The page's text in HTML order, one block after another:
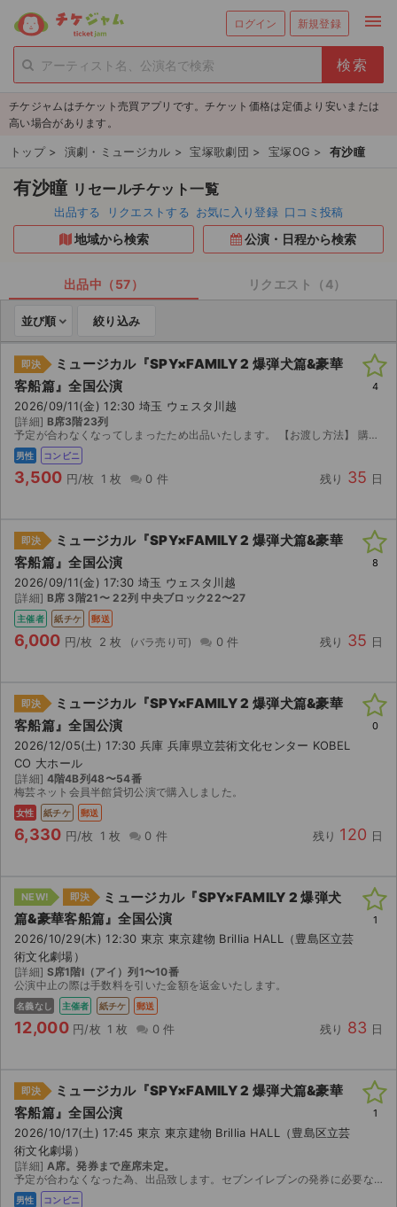
ログイン 新規登録 menu
person_add 新規会員登録
チケットを探す
新着チケット
値下げしたチケット
都道府県からチケットを探す
チケットのリクエスト一覧
取扱チケット
ライブ・コンサート（国内）
ライブ・コンサート（海外）
イベント
演劇・ミュージカル
ご利用ガイド
ご利用ガイド
AIに質問する
よくある質問
お知らせ
サイト情報
チケットジャム運営会社
チケットジャム利用規約
チケジャムはチケット売買アプリです。チケット価格は定価より安いまたは
高い場合があります。
トップ > 演劇・ミュージカル > 宝塚歌劇団 > 宝塚OG > 有沙瞳
有沙瞳 リセールチケット一覧
出品する リクエストする お気に入り登録 口コミ投稿
地域から検索 公演・日程から検索
出品中（57） リクエスト（4）
並び順 絞り込み
即決
ミュージカル『SPY×FAMILY 2 爆弾犬篇&豪華
客船篇』全国公演
2026/09/11(金) 12:30 埼玉 ウェスタ川越
[詳細] B席3階23列
予定が合わなくなってしまったため出品いたします。 【お渡し方法】 購入確認後、引換票番号、送らせていただきますので ファミリーマート店頭のマルチコピー機にて引換券番号 入力後、マルチコピー機...
男性 コンビニ
3,500 円/枚 1 枚 0 件 残り 35 日
4
即決
ミュージカル『SPY×FAMILY 2 爆弾犬篇&豪華
客船篇』全国公演
2026/09/11(金) 17:30 埼玉 ウェスタ川越
[詳細] B席 3階21〜 22列 中央ブロック22〜27
主催者 紙チケ 郵送
6,000 円/枚 2 枚 0 件 残り 35 日
8
即決
ミュージカル『SPY×FAMILY 2 爆弾犬篇&豪華
客船篇』全国公演
2026/12/05(土) 17:30 兵庫 兵庫県立芸術文化センター KOBEL
CO 大ホール
[詳細] 4階4B列48〜54番
梅芸ネット会員半館貸切公演で購入しました。
女性 紙チケ 郵送
6,330 円/枚 1 枚 0 件 残り 120 日
0
NEW! 即決
ミュージカル『SPY×FAMILY 2 爆弾犬
篇&豪華客船篇』全国公演
2026/10/29(木) 12:30 東京 東京建物 Brillia HALL（豊島区立芸
術文化劇場）
[詳細] S席1階I（アイ）列1〜10番
公演中止の際は手数料を引いた金額を返金いたします。
名義なし 主催者 紙チケ 郵送
12,000 円/枚 1 枚 0 件 残り 83 日
1
即決
ミュージカル『SPY×FAMILY 2 爆弾犬篇&豪華
客船篇』全国公演
2026/10/17(土) 17:45 東京 東京建物 Brillia HALL（豊島区立芸
術文化劇場）
[詳細] A席。発券まで座席未定。
予定が合わなくなった為、出品致します。セブンイレブンの発券に必要な番号をご連絡します。公演日の2週間前、連絡予定。
男性 コンビニ
1